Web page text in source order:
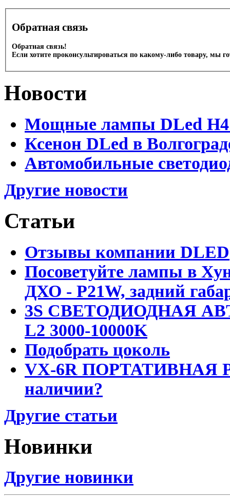
Обратная связь
Обратная связь!
Если хотите проконсультироваться по какому-либо товару, мы
Новости
Мощные лампы DLed H4
Ксенон DLed в
Автомобильные
Другие новости
Статьи
Отзывы компании DLED
Посоветуйте лампы в
ДХО - P21W, задний
3S СВЕТОДИОДНАЯ
L2 3000-10000K
Подобрать цоколь
VX-6R ПОРТАТИВНАЯ
наличии?
Другие статьи
Новинки
Другие новинки